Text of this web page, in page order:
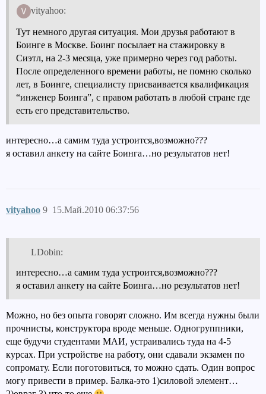
vityahoo:
Тут немного другая ситуация. Мои друзья работают в
Боинге в Москве. Боинг посылает на стажировку в
Сиэтл, на 2-3 месяца, уже примерно через год работы.
После определенного времени работы, не помню сколько
лет, в Боинге, специалисту присваивается квалификация
“инженер Боинга”, с правом работать в любой стране где
есть его представительство.
интересно…а самим туда устроится,возможно???
я оставил анкету на сайте Боинга…но результатов нет!
vityahoo 15.Май.2010 06:37:56
9
LDobin:
интересно…а самим туда устроится,возможно???
я оставил анкету на сайте Боинга…но результатов нет!
Можно, но без опыта говорят сложно. Им всегда нужны были
прочнисты, конструктора вроде меньше. Одногруппники,
еще будучи студентами МАИ, устраивались туда на 4-5
курсах. При устройстве на работу, они сдавали экзамен по
сопромату. Если поготовиться, то можно сдать. Один вопрос
могу привести в пример. Балка-это 1)силовой элемент…